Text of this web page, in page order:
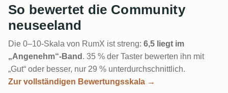
So bewertet die Community
neuseeland
Die 0–10-Skala von RumX ist streng: 6,5 liegt im
„Angenehm“-Band . 35 % der Taster bewerten ihn mit
„Gut“ oder besser, nur 29 % unterdurchschnittlich.
Zur vollständigen Bewertungsskala →